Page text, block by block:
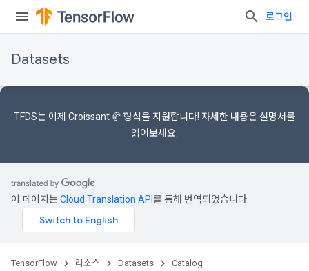
로그인
Datasets
TFDS는 이제 Croissant 🥐 형식을 지원합니다! 자세한 내용은 설명서를
읽어보세요.
이 페이지는Cloud Translation API 를 통해 번역되었습니다.
TensorFlow 리소스 Datasets Catalog